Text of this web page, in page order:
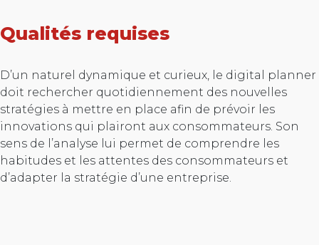
Qualités requises
D’un naturel dynamique et curieux, le digital planner
doit rechercher quotidiennement des nouvelles
stratégies à mettre en place afin de prévoir les
innovations qui plairont aux consommateurs. Son
sens de l’analyse lui permet de comprendre les
habitudes et les attentes des consommateurs et
d’adapter la stratégie d’une entreprise.